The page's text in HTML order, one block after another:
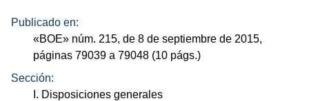
Publicado en:
«BOE» núm. 215, de 8 de septiembre de 2015,
páginas 79039 a 79048 (10 págs.)
Sección:
I. Disposiciones generales